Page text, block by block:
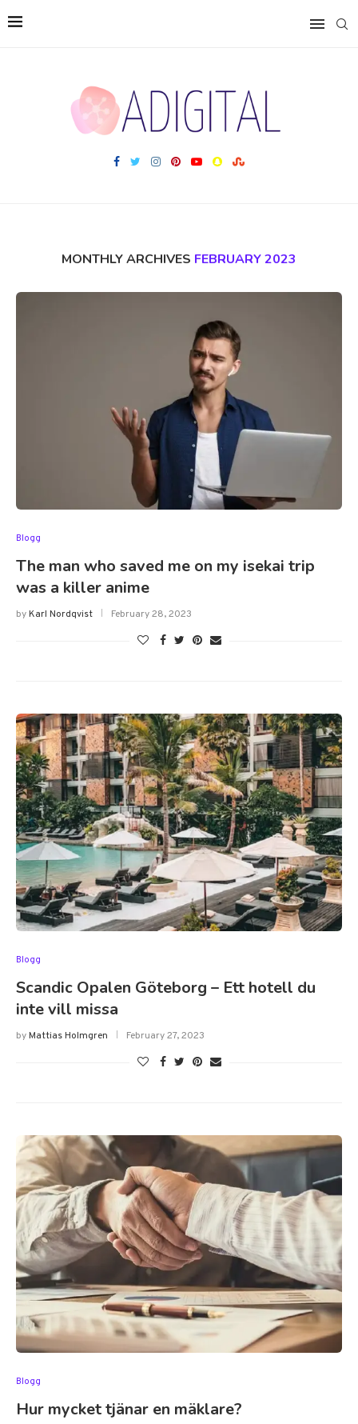
MONTHLY ARCHIVES FEBRUARY 2023
Blogg
The man who saved me on my isekai trip
was a killer anime
byKarl Nordqvist February 28, 2023
Blogg
Scandic Opalen Göteborg – Ett hotell du
inte vill missa
byMattias Holmgren February 27, 2023
Blogg
Hur mycket tjänar en mäklare?